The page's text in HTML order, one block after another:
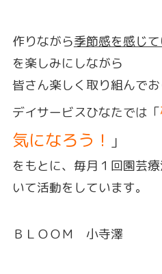
作りながら季節感を感じ
を楽しみにしながら
皆さん楽しく取り組んで
デイサービスひなたでは「
気になろう！
」
をもとに、毎月１回園芸
いて活動をしています。
ＢＬＯＯＭ 小寺澤